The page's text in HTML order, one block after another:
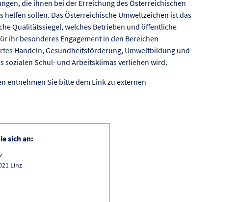
die ihnen bei der Erreichung des Österreichischen
helfen sollen. Das Österreichische Umweltzeichen ist das
Qualitätssiegel, welches Betrieben und öffentliche
ihr besonderes Engagement in den Bereichen
Handeln, Gesundheitsförderung, Umweltbildung und
sozialen Schul- und Arbeitsklimas verliehen wird.
entnehmen Sie bitte dem Link zu externen
sich an:
Linz